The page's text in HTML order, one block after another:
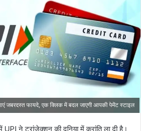
जबरदस्त फायदे, एक क्लिक में बदल जाएगी आपकी पेमेंट स्टाइल
UPI ने ट्रांजेक्शन की दुनिया में क्रांति ला दी है।